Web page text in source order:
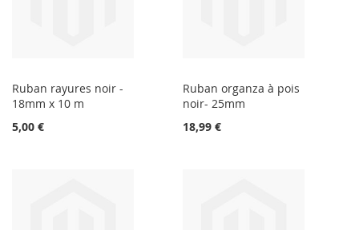
Ruban rayures noir -
18mm x 10 m
5,00 €
Ruban organza à pois
noir- 25mm
18,99 €